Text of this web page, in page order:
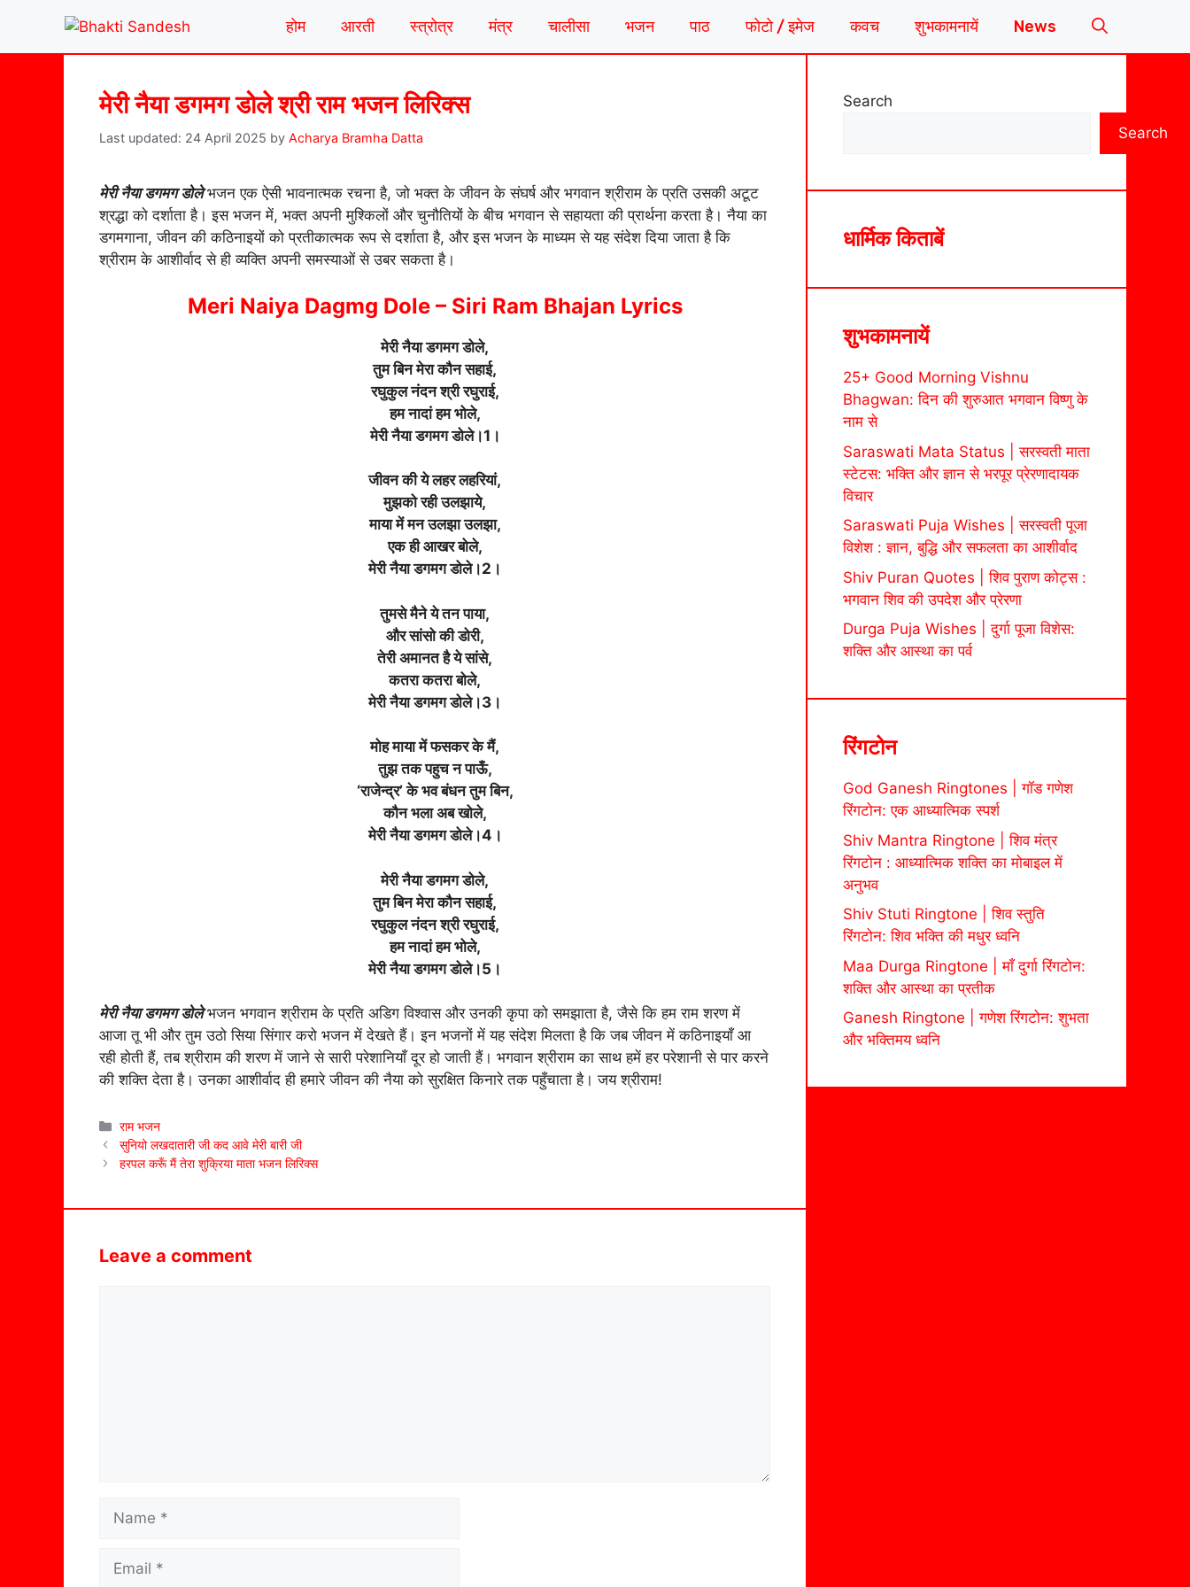
content
होम आरती स्त्रोत्र मंत्र चालीसा भजन पाठ फोटो / इमेज कवच शुभकामनायें News
मेरी नैया डगमग डोले श्री राम भजन लिरिक्स
24 April 2025 by Acharya Bramha Datta
मेरी नैया डगमग डोलेभजन एक ऐसी भावनात्मक रचना है, जो भक्त के जीवन के संघर्ष और भगवान श्रीराम के प्रति उसकी अटूट
श्रद्धा को दर्शाता है। इस भजन में, भक्त अपनी मुश्किलों और चुनौतियों के बीच भगवान से सहायता की प्रार्थना करता है। नैया का
डगमगाना, जीवन की कठिनाइयों को प्रतीकात्मक रूप से दर्शाता है, और इस भजन के माध्यम से यह संदेश दिया जाता है कि
श्रीराम के आशीर्वाद से ही व्यक्ति अपनी समस्याओं से उबर सकता है।
Meri Naiya Dagmg Dole – Siri Ram Bhajan Lyrics
मेरी नैया डगमग डोले,
तुम बिन मेरा कौन सहाई,
रघुकुल नंदन श्री रघुराई,
हम नादां हम भोले,
मेरी नैया डगमग डोले।1।
जीवन की ये लहर लहरियां,
मुझको रही उलझाये,
माया में मन उलझा उलझा,
एक ही आखर बोले,
मेरी नैया डगमग डोले।2।
तुमसे मैने ये तन पाया,
और सांसो की डोरी,
तेरी अमानत है ये सांसे,
कतरा कतरा बोले,
मेरी नैया डगमग डोले।3।
मोह माया में फसकर के मैं,
तुझ तक पहुच न पाऊँ,
‘राजेन्द्र’ के भव बंधन तुम बिन,
कौन भला अब खोले,
मेरी नैया डगमग डोले।4।
मेरी नैया डगमग डोले,
तुम बिन मेरा कौन सहाई,
रघुकुल नंदन श्री रघुराई,
हम नादां हम भोले,
मेरी नैया डगमग डोले।5।
मेरी नैया डगमग डोलेभजन भगवान श्रीराम के प्रति अडिग विश्वास और उनकी कृपा को समझाता है, जैसे कि हम राम शरण में
आजा तू भी और तुम उठो सिया सिंगार करो भजन में देखते हैं। इन भजनों में यह संदेश मिलता है कि जब जीवन में कठिनाइयाँ आ
रही होती हैं, तब श्रीराम की शरण में जाने से सारी परेशानियाँ दूर हो जाती हैं। भगवान श्रीराम का साथ हमें हर परेशानी से पार करने
की शक्ति देता है। उनका आशीर्वाद ही हमारे जीवन की नैया को सुरक्षित किनारे तक पहुँचाता है। जय श्रीराम!
Categories
राम भजन
सुनियो लखदातारी जी कद आवे मेरी बारी जी
हरपल करूँ मैं तेरा शुक्रिया माता भजन लिरिक्स
Leave a comment
Name
Email
Search
Search
धार्मिक किताबें
शुभकामनायें
25+ Good Morning Vishnu
Bhagwan: दिन की शुरुआत भगवान विष्णु के
नाम से
Saraswati Mata Status | सरस्वती माता
स्टेटस: भक्ति और ज्ञान से भरपूर प्रेरणादायक
विचार
Saraswati Puja Wishes | सरस्वती पूजा
विशेश : ज्ञान, बुद्धि और सफलता का आशीर्वाद
Shiv Puran Quotes | शिव पुराण कोट्स :
भगवान शिव की उपदेश और प्रेरणा
Durga Puja Wishes | दुर्गा पूजा विशेस:
शक्ति और आस्था का पर्व
रिंगटोन
God Ganesh Ringtones | गॉड गणेश
रिंगटोन: एक आध्यात्मिक स्पर्श
Shiv Mantra Ringtone | शिव मंत्र
रिंगटोन : आध्यात्मिक शक्ति का मोबाइल में
अनुभव
Shiv Stuti Ringtone | शिव स्तुति
रिंगटोन: शिव भक्ति की मधुर ध्वनि
Maa Durga Ringtone | माँ दुर्गा रिंगटोन:
शक्ति और आस्था का प्रतीक
Ganesh Ringtone | गणेश रिंगटोन: शुभता
और भक्तिमय ध्वनि